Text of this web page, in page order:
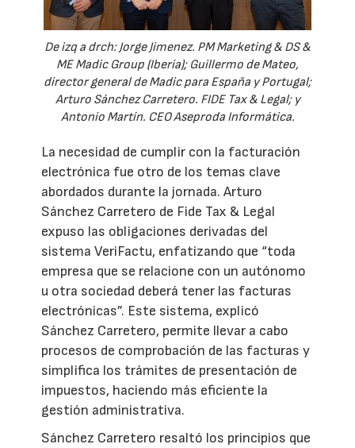
De izq a drch: Jorge Jimenez. PM Marketing & DS &
ME Madic Group (Iberia); Guillermo de Mateo,
director general de Madic para España y Portugal;
Arturo Sánchez Carretero. FIDE Tax & Legal; y
Antonio Martín. CEO Aseproda Informática.
La necesidad de cumplir con la facturación
electrónica fue otro de los temas clave
abordados durante la jornada. Arturo
Sánchez Carretero de Fide Tax & Legal
expuso las obligaciones derivadas del
sistema VeriFactu, enfatizando que “toda
empresa que se relacione con un autónomo
u otra sociedad deberá tener las facturas
electrónicas”. Este sistema, explicó
Sánchez Carretero, permite llevar a cabo
procesos de comprobación de las facturas y
simplifica los trámites de presentación de
impuestos, haciendo más eficiente la
gestión administrativa.
Sánchez Carretero resaltó los principios que